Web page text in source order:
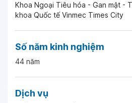
Khoa Ngoại Tiêu hóa - Gan mật -
khoa Quốc tế Vinmec Times City
Số năm kinh nghiệm
44 năm
Dịch vụ